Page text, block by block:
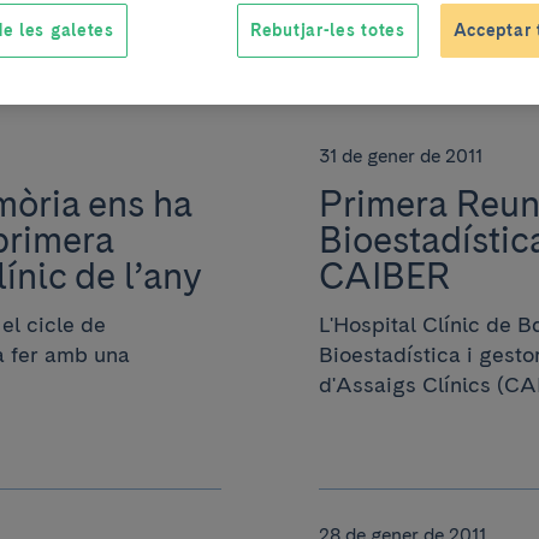
ens ha
de l’any
cicle de
fer amb una
31 de gener de 2011
Primera
CAIBER
L'Hospital Clínic de
Bioestadística i
d'Assaigs Clínics
Rebutjar-les totes Acceptar
les galetes